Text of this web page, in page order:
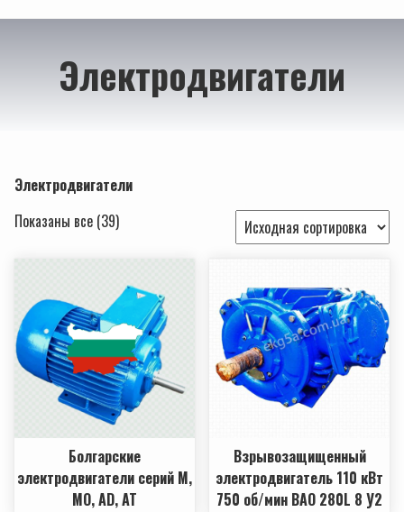
Электродвигатели
Электродвигатели
Показаны все (39)
Болгарские
электродвигатели серий М,
МО, AD, AT
Взрывозащищенный
электродвигатель 110 кВт
750 об/мин ВАО 280L 8 У2